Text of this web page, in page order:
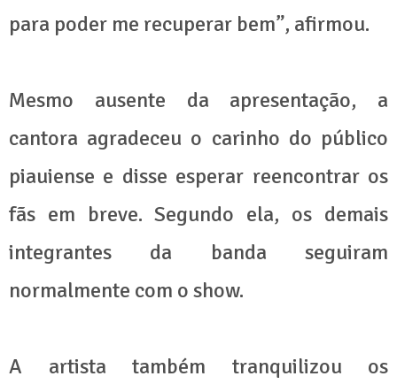
para poder me recuperar bem”, afirmou.
Mesmo ausente da apresentação, a
cantora agradeceu o carinho do público
piauiense e disse esperar reencontrar os
fãs em breve. Segundo ela, os demais
integrantes da banda seguiram
normalmente com o show.
A artista também tranquilizou os